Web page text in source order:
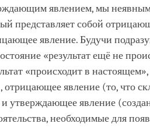
явлением, мы
представляет собой
явление. Будучи
«результат ещё не
«происходит в
отрицающее явление (то, что
утверждающее явление
необходимые для